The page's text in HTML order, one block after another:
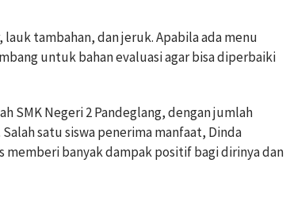
lauk tambahan, dan jeruk. Apabila ada menu
untuk bahan evaluasi agar bisa diperbaiki
SMK Negeri 2 Pandeglang, dengan jumlah
satu siswa penerima manfaat, Dinda
memberi banyak dampak positif bagi dirinya dan